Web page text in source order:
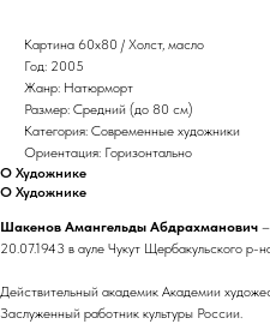
Картина 60х80 / Холст, масло
Год: 2005
Жанр: Натюрморт
Размер: Средний (до 80 см)
Категория: Современные художники
Ориентация: Горизонтально
О Художнике
О Художнике
Шакенов Амангельды Абдрахманович
20.07.1943 в ауле Чукут Щербакульского
Действительный академик Академии
Заслуженный работник культуры России.